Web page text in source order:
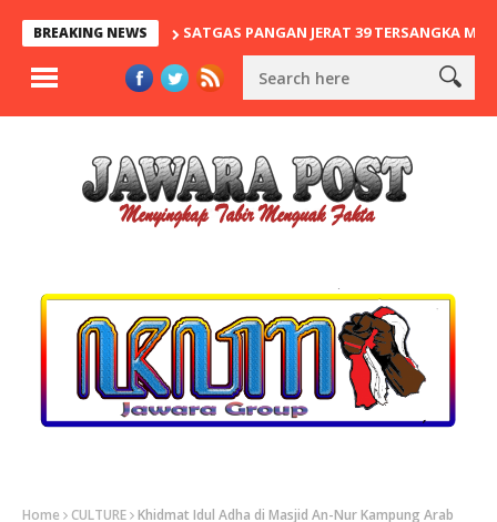
BREAKING NEWSSATGAS PANGAN JERAT 39 TERSANGKA MAFIA BERAS
Home CULTURE Khidmat Idul Adha di Masjid An-Nur Kampung Arab